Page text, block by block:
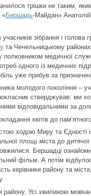
трішки не таким,
«Бершадь-Майдан» Анатолій
учасників зібрання і
та Чечельницькому
полковником медичної
одного із медичних
уже прибув за
молодого покоління –
стверджував: ми
відповідальними за
квітів до
ходою Миру та Єдності
площі міста до
Бершадці
фільм. А потім
керівники району та
району. Усі хвилиною